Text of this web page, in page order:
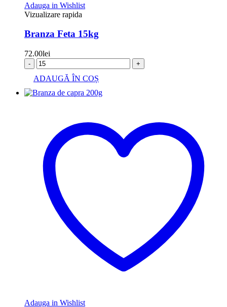
Adauga in Wishlist
Vizualizare rapida
Branza Feta 15kg
72.00lei
- +
ADAUGĂ ÎN COȘ
Adauga in Wishlist